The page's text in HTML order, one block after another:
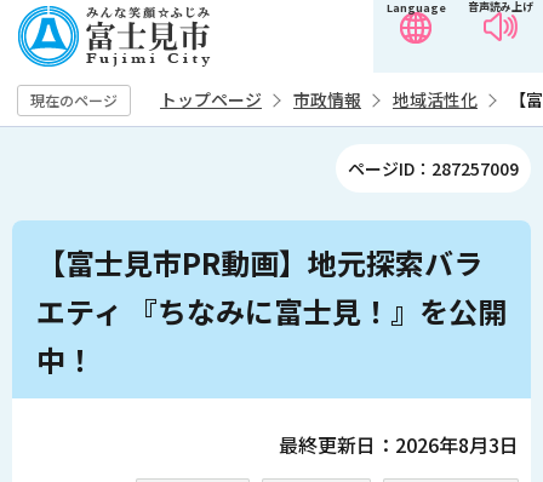
の
ペ
ー
音声読み上げ
Language
現在のページ トップページ 市政情報 地域活性化 【
ページID：287257009
本
【富士見市PR動画】地元探索バラ
エティ 『ちなみに富士見！』を公開
中！
最終更新日：2026年8月3日